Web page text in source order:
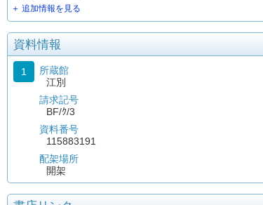
＋ 追加情報を見る
資料情報
1
所蔵館
江別
請求記号
BF/ｸ/3
資料番号
115883191
配架場所
開架